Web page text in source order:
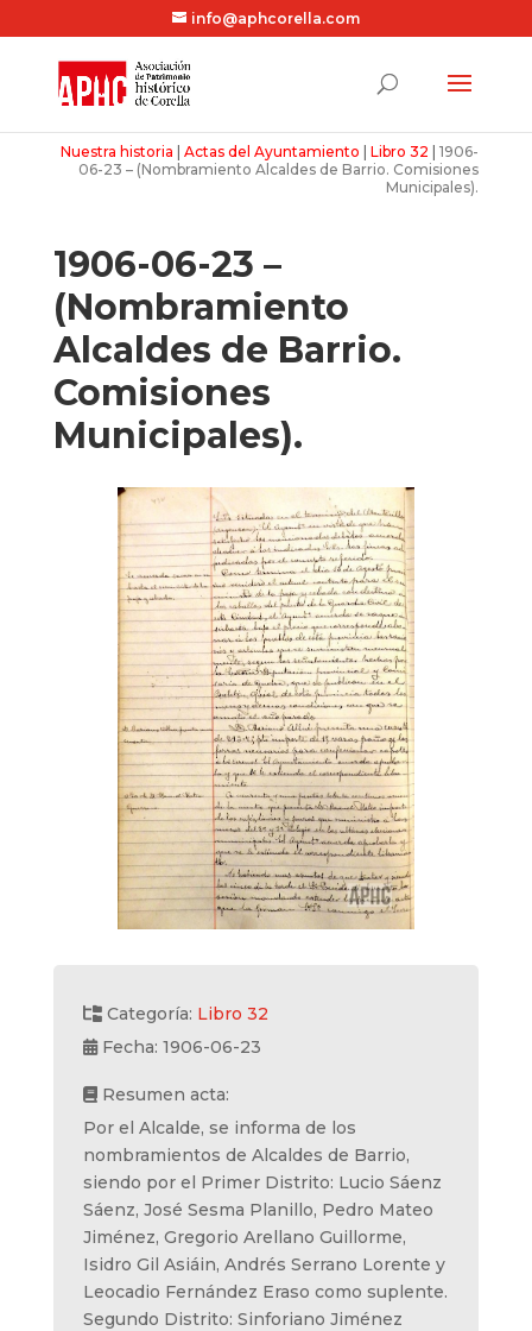
info@aphcorella.com
Nuestra historia |Actas del Ayuntamiento |Libro 32 |1906-
06-23 – (Nombramiento Alcaldes de Barrio. Comisiones
Municipales).
1906-06-23 –
(Nombramiento
Alcaldes de Barrio.
Comisiones
Municipales).
Categoría: Libro 32
Fecha: 1906-06-23
Resumen acta:
Por el Alcalde, se informa de los
nombramientos de Alcaldes de Barrio,
siendo por el Primer Distrito: Lucio Sáenz
Sáenz, José Sesma Planillo, Pedro Mateo
Jiménez, Gregorio Arellano Guillorme,
Isidro Gil Asiáin, Andrés Serrano Lorente y
Leocadio Fernández Eraso como suplente.
Segundo Distrito: Sinforiano Jiménez